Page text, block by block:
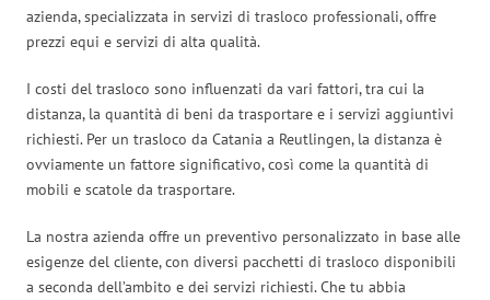
azienda, specializzata in servizi di trasloco professionali, offre
prezzi equi e servizi di alta qualità.
I costi del trasloco sono influenzati da vari fattori, tra cui la
distanza, la quantità di beni da trasportare e i servizi aggiuntivi
richiesti. Per un trasloco da Catania a Reutlingen, la distanza è
ovviamente un fattore significativo, così come la quantità di
mobili e scatole da trasportare.
La nostra azienda offre un preventivo personalizzato in base alle
esigenze del cliente, con diversi pacchetti di trasloco disponibili
a seconda dell’ambito e dei servizi richiesti. Che tu abbia